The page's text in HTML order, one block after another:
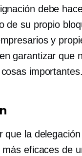
debe
de su propio
y
garantizar que
importantes.
que la
más eficaces de